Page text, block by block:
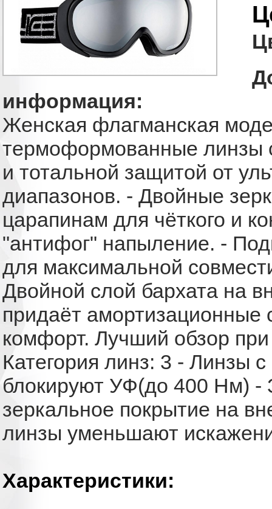
информация:
Женская флагманская
термоформованные линзы
и тотальной защитой от
диапазонов. - Двойные
царапинам для чёткого и
"антифог" напыление. -
для максимальной
Двойной слой бархата на
придаёт амортизационные
комфорт. Лучший обзор
Категория линз: 3 - Линзы
блокируют УФ(до 400 Нм) -
зеркальное покрытие на
линзы уменьшают
Характеристики: